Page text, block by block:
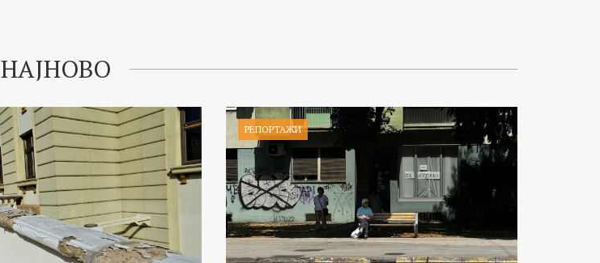
НАЈНОВО
РЕПОРТАЖИ